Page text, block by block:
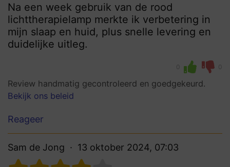
Na een week gebruik van de rood
lichttherapielamp merkte ik verbetering in
mijn slaap en huid, plus snelle levering en
duidelijke uitleg.
0 0
Review handmatig gecontroleerd en goedgekeurd.
Bekijk ons beleid
Reageer
Sam de Jong 13 oktober 2024, 07:03